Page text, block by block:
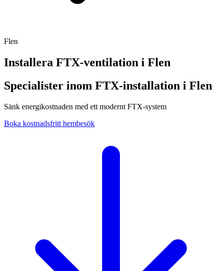
Flen
Installera FTX-ventilation i Flen
Specialister inom FTX-installation i Flen
Sänk energikostnaden med ett modernt FTX-system
Boka kostnadsfritt hembesök